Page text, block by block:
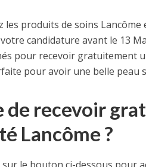
les produits de soins
candidature avant le 13
pour recevoir gratuitement
pour avoir une belle peau
de recevoir
Lancôme ?